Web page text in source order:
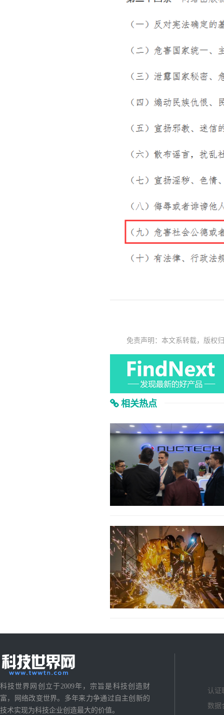
免责声明：本文系转载，版权
相关热点
科技世界网创立于2009年，宗旨是科技创造财
富，网络改变世界。多年来力争通过自主创新的
技术实现为科技企业创造最大的价值。
认证
数据